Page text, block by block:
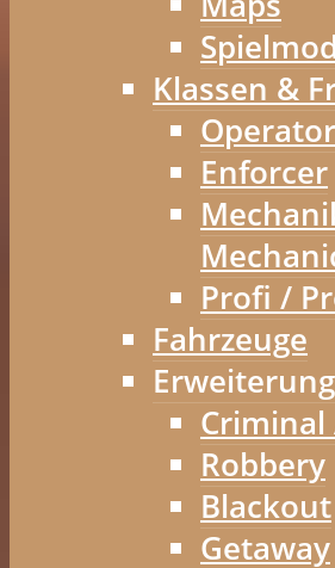
Klassen &
Operator
Enforcer
Profi /
Fahrzeuge
Robbery
Blackout
Getaway